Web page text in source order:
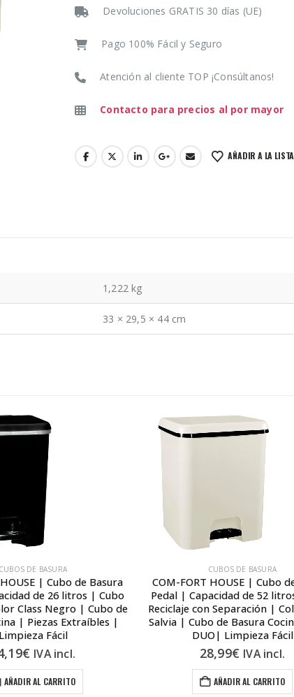
Devoluciones GRATIS 30 días (UE)
Pago 100% Fácil y Seguro
Atención al cliente TOP ¡Consúltanos!
Contacto para precios al por mayor
AÑADIR A LA
1,222 kg
33 × 29,5 × 44 cm
CUBOS DE BASURA
| Cubo de Basura
de 26 litros | Cubo
Class Negro | Cubo de
| Piezas Extraíbles |
Limpieza Fácil
€ IVA incl.
AÑADIR AL CARRITO
CUBOS DE BASURA
COM-FORT HOUSE | Cubo
Pedal | Capacidad de 52
Reciclaje con Separación |
Salvia | Cubo de Basura
DUO| Limpieza Fácil
28,99€ IVA incl.
AÑADIR AL CARRITO